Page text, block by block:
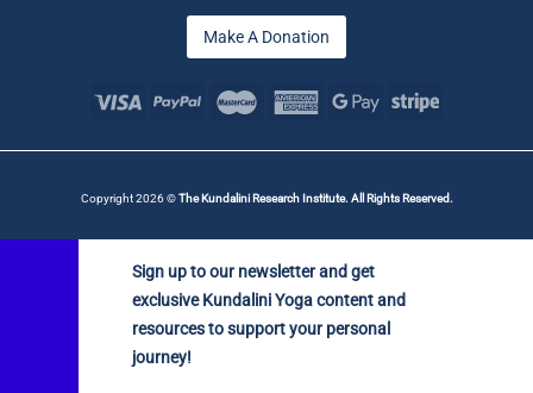
Make A Donation
Copyright 2026 ©The Kundalini Research Institute. All Rights Reserved.
Sign up to our newsletter and get
exclusive Kundalini Yoga content and
resources to support your personal
journey!